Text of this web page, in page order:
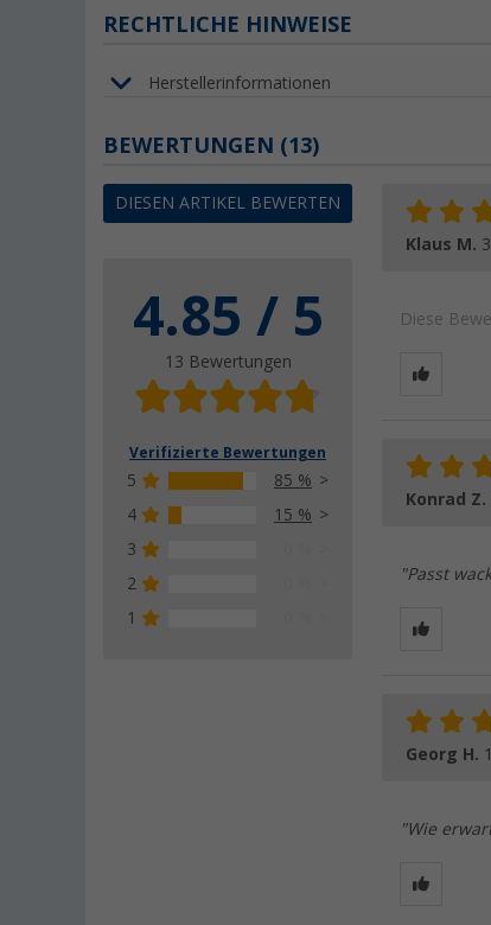
RECHTLICHE HINWEISE
Herstellerinformationen
BEWERTUNGEN (13)
DIESEN ARTIKEL BEWERTEN
4.85 / 5
13 Bewertungen
Verifizierte Bewertungen
5
85 %
4
15 %
3
2
1
Klaus M.
Diese
Konrad Z.
"Passt
Georg H.
"Wie